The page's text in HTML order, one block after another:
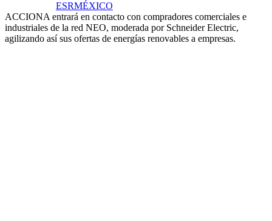
ESRMÉXICO
ACCIONA entrará en contacto con compradores comerciales e
industriales de la red NEO, moderada por Schneider Electric,
agilizando así sus ofertas de energías renovables a empresas.